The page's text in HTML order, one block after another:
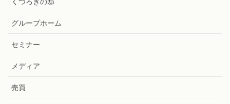
くつろぎの邸
グループホーム
セミナー
メディア
売買